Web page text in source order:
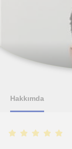
Hakkımda